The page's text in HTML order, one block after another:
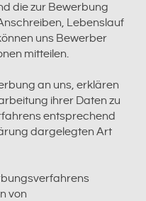
die zur Bewerbung
Lebenslauf
uns Bewerber
mitteilen.
an uns, erklären
ihrer Daten zu
entsprechend
dargelegten Art
von